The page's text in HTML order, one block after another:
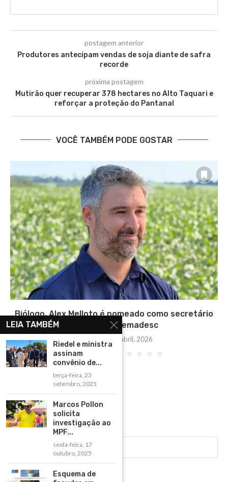
postagem anterior
Produtores antecipam vendas de soja diante de safra
recorde
próxima postagem
Mutirão quer recuperar 378 hectares no Alto Taquari e
reforçar a proteção do Pantanal
VOCÊ TAMBÉM PODE GOSTAR
Biólogo, Alex Melloto é nomeado como secretário
adjunto da Semadesc
quarta-feira, 8 abril, 2026
LEIA TAMBÉM
Riedel e ministra
assinam
convênio de...
terça-feira, 23
setembro, 2025
Marcos Pollon
solicita
investigação ao
MPF...
sexta-feira, 17
outubro, 2025
Esquema de